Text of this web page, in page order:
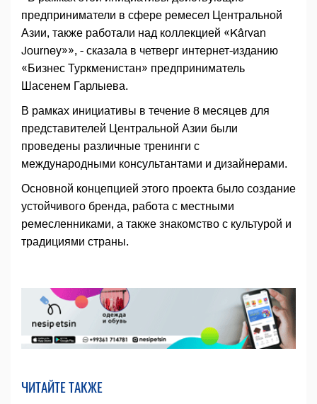
предприниматели в сфере ремесел Центральной
Азии, также работали над коллекцией «Kârvan
Journey»», - сказала в четверг интернет-изданию
«Бизнес Туркменистан» предприниматель
Шасенем Гарлыева.
В рамках инициативы в течение 8 месяцев для
представителей Центральной Азии были
проведены различные тренинги с
международными консультантами и дизайнерами.
Основной концепцией этого проекта было создание
устойчивого бренда, работа с местными
ремесленниками, а также знакомство с культурой и
традициями страны.
ЧИТАЙТЕ ТАКЖЕ